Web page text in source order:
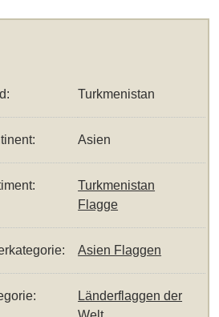
Turkmenistan
Asien
Turkmenistan
Flagge
Asien Flaggen
Länderflaggen der